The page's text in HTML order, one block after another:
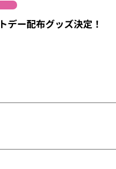
デー配布グッズ決定！